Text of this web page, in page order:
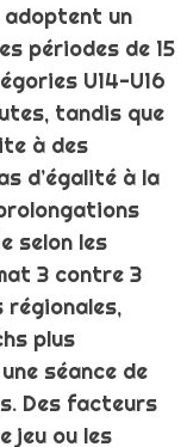
adoptent un
périodes de 15
U14-U16
tandis que
à des
d’égalité à la
selon les
3 contre 3
plus
séance de
Des facteurs
jeu ou les